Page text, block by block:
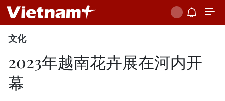
文化
2023年越南花卉展在河内开
幕